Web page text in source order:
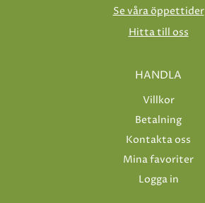
Se våra öppettider
Hitta till oss
HANDLA
Villkor
Betalning
Kontakta oss
Mina favoriter
Logga in